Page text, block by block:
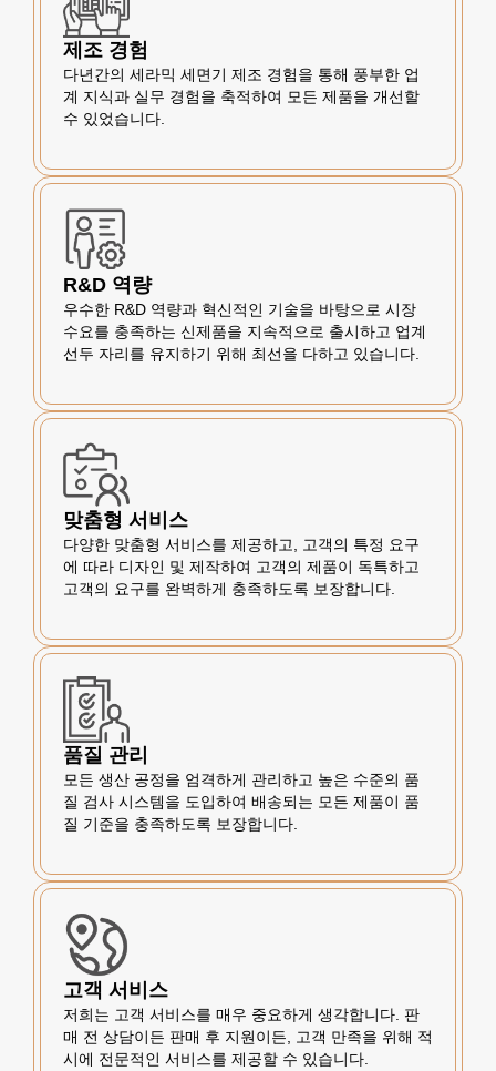
제조 경험
다년간의 세라믹 세면기 제조 경험을 통해 풍부한 업
계 지식과 실무 경험을 축적하여 모든 제품을 개선할
수 있었습니다.
R&D 역량
우수한 R&D 역량과 혁신적인 기술을 바탕으로 시장
수요를 충족하는 신제품을 지속적으로 출시하고 업계
선두 자리를 유지하기 위해 최선을 다하고 있습니다.
맞춤형 서비스
다양한 맞춤형 서비스를 제공하고, 고객의 특정 요구
에 따라 디자인 및 제작하여 고객의 제품이 독특하고
고객의 요구를 완벽하게 충족하도록 보장합니다.
품질 관리
모든 생산 공정을 엄격하게 관리하고 높은 수준의 품
질 검사 시스템을 도입하여 배송되는 모든 제품이 품
질 기준을 충족하도록 보장합니다.
고객 서비스
저희는 고객 서비스를 매우 중요하게 생각합니다. 판
매 전 상담이든 판매 후 지원이든, 고객 만족을 위해 적
시에 전문적인 서비스를 제공할 수 있습니다.